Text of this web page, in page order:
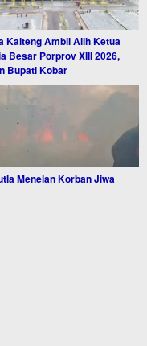
Kalteng Ambil Alih Ketua
Besar Porprov XIII 2026,
Bupati Kobar
Menelan Korban Jiwa